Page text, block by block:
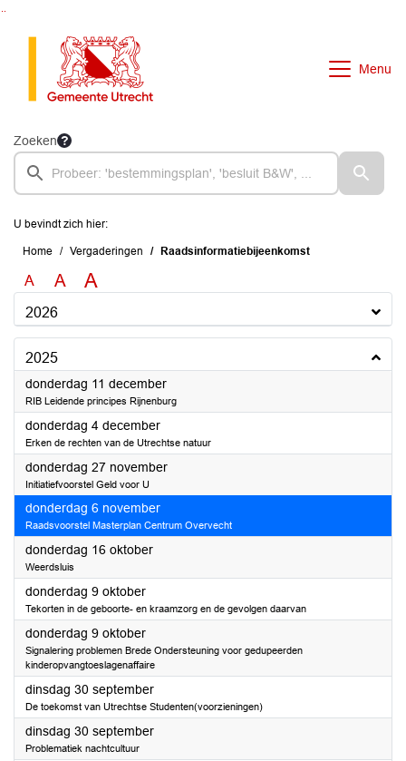
Menu
Zoeken
U bevindt zich hier:
Home Vergaderingen Raadsinformatiebijeenkomst
A A A
2026
2025
donderdag 11 december2025
RIB Leidende principes Rijnenburg
donderdag 4 december2025
Erken de rechten van de Utrechtse natuur
donderdag 27 november2025
Initiatiefvoorstel Geld voor U
donderdag 6 november2025
Raadsvoorstel Masterplan Centrum Overvecht
donderdag 16 oktober2025
Weerdsluis
donderdag 9 oktober2025
Tekorten in de geboorte- en kraamzorg en de gevolgen daarvan
donderdag 9 oktober2025
Signalering problemen Brede Ondersteuning voor gedupeerden
kinderopvangtoeslagenaffaire
dinsdag 30 september2025
De toekomst van Utrechtse Studenten(voorzieningen)
dinsdag 30 september2025
Problematiek nachtcultuur